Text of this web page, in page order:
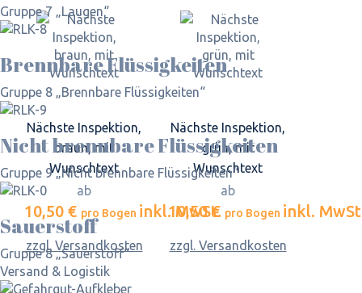
Gruppe 7 „Laugen“
Brennbare Flüssigkeiten
Gruppe 8 „Brennbare Flüssigkeiten“
Nicht brennbare Flüssigkeiten
Gruppe 9 „Nicht brennbare Flüssigkeiten“
Sauerstoff
Gruppe 8 „Sauerstoff“
Versand & Logistik
Nächste Inspektion,
braun, mit
Wunschtext
ab
10,50 € pro Bogen inkl. MwSt.
zzgl. Versandkosten
Nächste Inspektion,
grün, mit
Wunschtext
ab
10,50 € pro Bogen inkl.
zzgl. Versandkosten